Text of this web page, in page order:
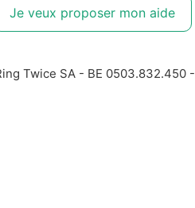
Je veux proposer mon aide
Twice SA - BE 0503.832.450 -